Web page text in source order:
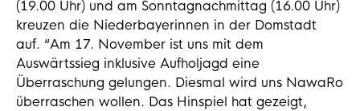
(19.00 Uhr) und am Sonntagnachmittag (16.00 Uhr)
kreuzen die Niederbayerinnen in der Domstadt
auf. “Am 17. November ist uns mit dem
Auswärtssieg inklusive Aufholjagd eine
Überraschung gelungen. Diesmal wird uns NawaRo
überraschen wollen. Das Hinspiel hat gezeigt,